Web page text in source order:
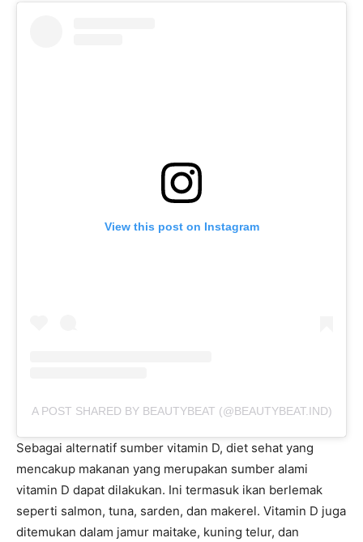
View this post on Instagram
A POST SHARED BY BEAUTYBEAT (@BEAUTYBEAT.IND)
Sebagai alternatif sumber vitamin D, diet sehat yang
mencakup makanan yang merupakan sumber alami
vitamin D dapat dilakukan. Ini termasuk ikan berlemak
seperti salmon, tuna, sarden, dan makerel. Vitamin D juga
ditemukan dalam jamur maitake, kuning telur, dan